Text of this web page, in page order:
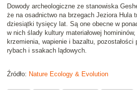
Dowody archeologiczne ze stanowiska
że na osadnictwo na brzegach Jeziora Hula
dziesiątki tysięcy lat. Są one obecne w
w nich ślady kultury materiałowej
krzemienia, wapienie i bazaltu,
rybach i ssakach lądowych.
Źródło: Nature Ecology & Evolution